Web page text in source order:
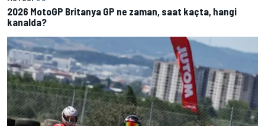
2026 MotoGP Britanya GP ne zaman, saat kaçta, hangi
kanalda?